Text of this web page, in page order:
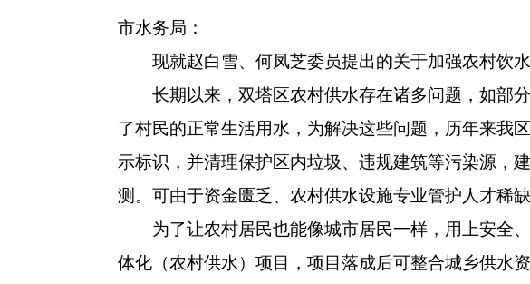
市水务局：
现就赵白雪、何凤芝委员提出的关于加强农村饮水
长期以来，双塔区农村供水存在诸多问题，如部分
了村民的正常生活用水，为解决这些问题，历年来我
示标识，并清理保护区内垃圾、违规建筑等污染源，
测。可由于资金匮乏、农村供水设施专业管护人才稀
为了让农村居民也能像城市居民一样，用上安全、
体化（农村供水）项目，项目落成后可整合城乡供水